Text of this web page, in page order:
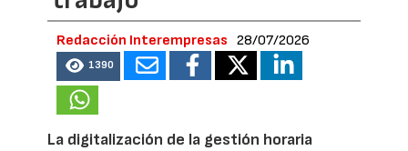
Redacción Interempresas 28/07/2026
1390
La digitalización de la gestión horaria